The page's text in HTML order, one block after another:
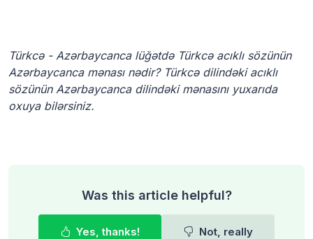
Türkcə - Azərbaycanca lüğətdə Türkcə acıklı sözünün
Azərbaycanca mənası nədir? Türkcə dilindəki acıklı
sözünün Azərbaycanca dilindəki mənasını yuxarıda
oxuya bilərsiniz.
Was this article helpful?
Yes, thanks! Not, really